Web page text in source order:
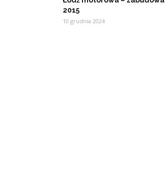
2015
10 grudnia 2024